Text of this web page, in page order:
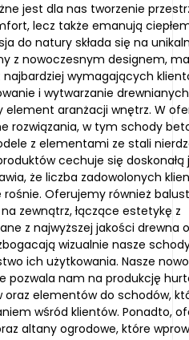
jest dla nas tworzenie
lecz także emanują
do natury składa się na
z nowoczesnym designem,
wymagających
i wytwarzanie
element aranżacji wnętrz. W
rozwiązania, w tym schody
z elementami ze stali
cechuje się doskonałą
że liczba zadowolonych
rośnie. Oferujemy również
zewnątrz, łączące estetykę z
z najwyższej jakości drewna
wizualnie nasze
ich użytkowania. Nasze
pozwala nam na produkcję
elementów do schodów,
wśród klientów. Ponadto,
altany ogrodowe, które